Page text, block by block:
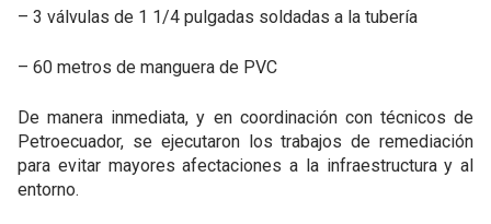
– 3 válvulas de 1 1/4 pulgadas soldadas a la tubería
– 60 metros de manguera de PVC
De manera inmediata, y en coordinación con técnicos de
Petroecuador, se ejecutaron los trabajos de remediación
para evitar mayores afectaciones a la infraestructura y al
entorno.